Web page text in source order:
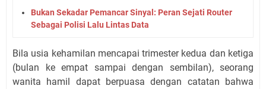
Bukan Sekadar Pemancar Sinyal: Peran Sejati Router
Sebagai Polisi Lalu Lintas Data
Bila usia kehamilan mencapai trimester kedua dan ketiga
(bulan ke empat sampai dengan sembilan), seorang
wanita hamil dapat berpuasa dengan catatan bahwa